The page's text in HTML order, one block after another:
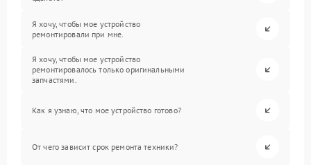
Я хочу, чтобы мое устройство
ремонтировали при мне.
Я хочу, чтобы мое устройство
ремонтировалось только оригинальными
запчастями.
Как я узнаю, что мое устройство готово?
От чего зависит срок ремонта техники?